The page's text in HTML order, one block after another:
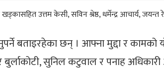
खड्कासहित उत्तम केसी, सविन श्रेष्ठ, धर्मेन्द्र आचार्य,
बताइरहेका छन् । आफ्ना मुद्दा र कामको
बुर्लाकोटी, सुनिल कटुवाल र पनाह